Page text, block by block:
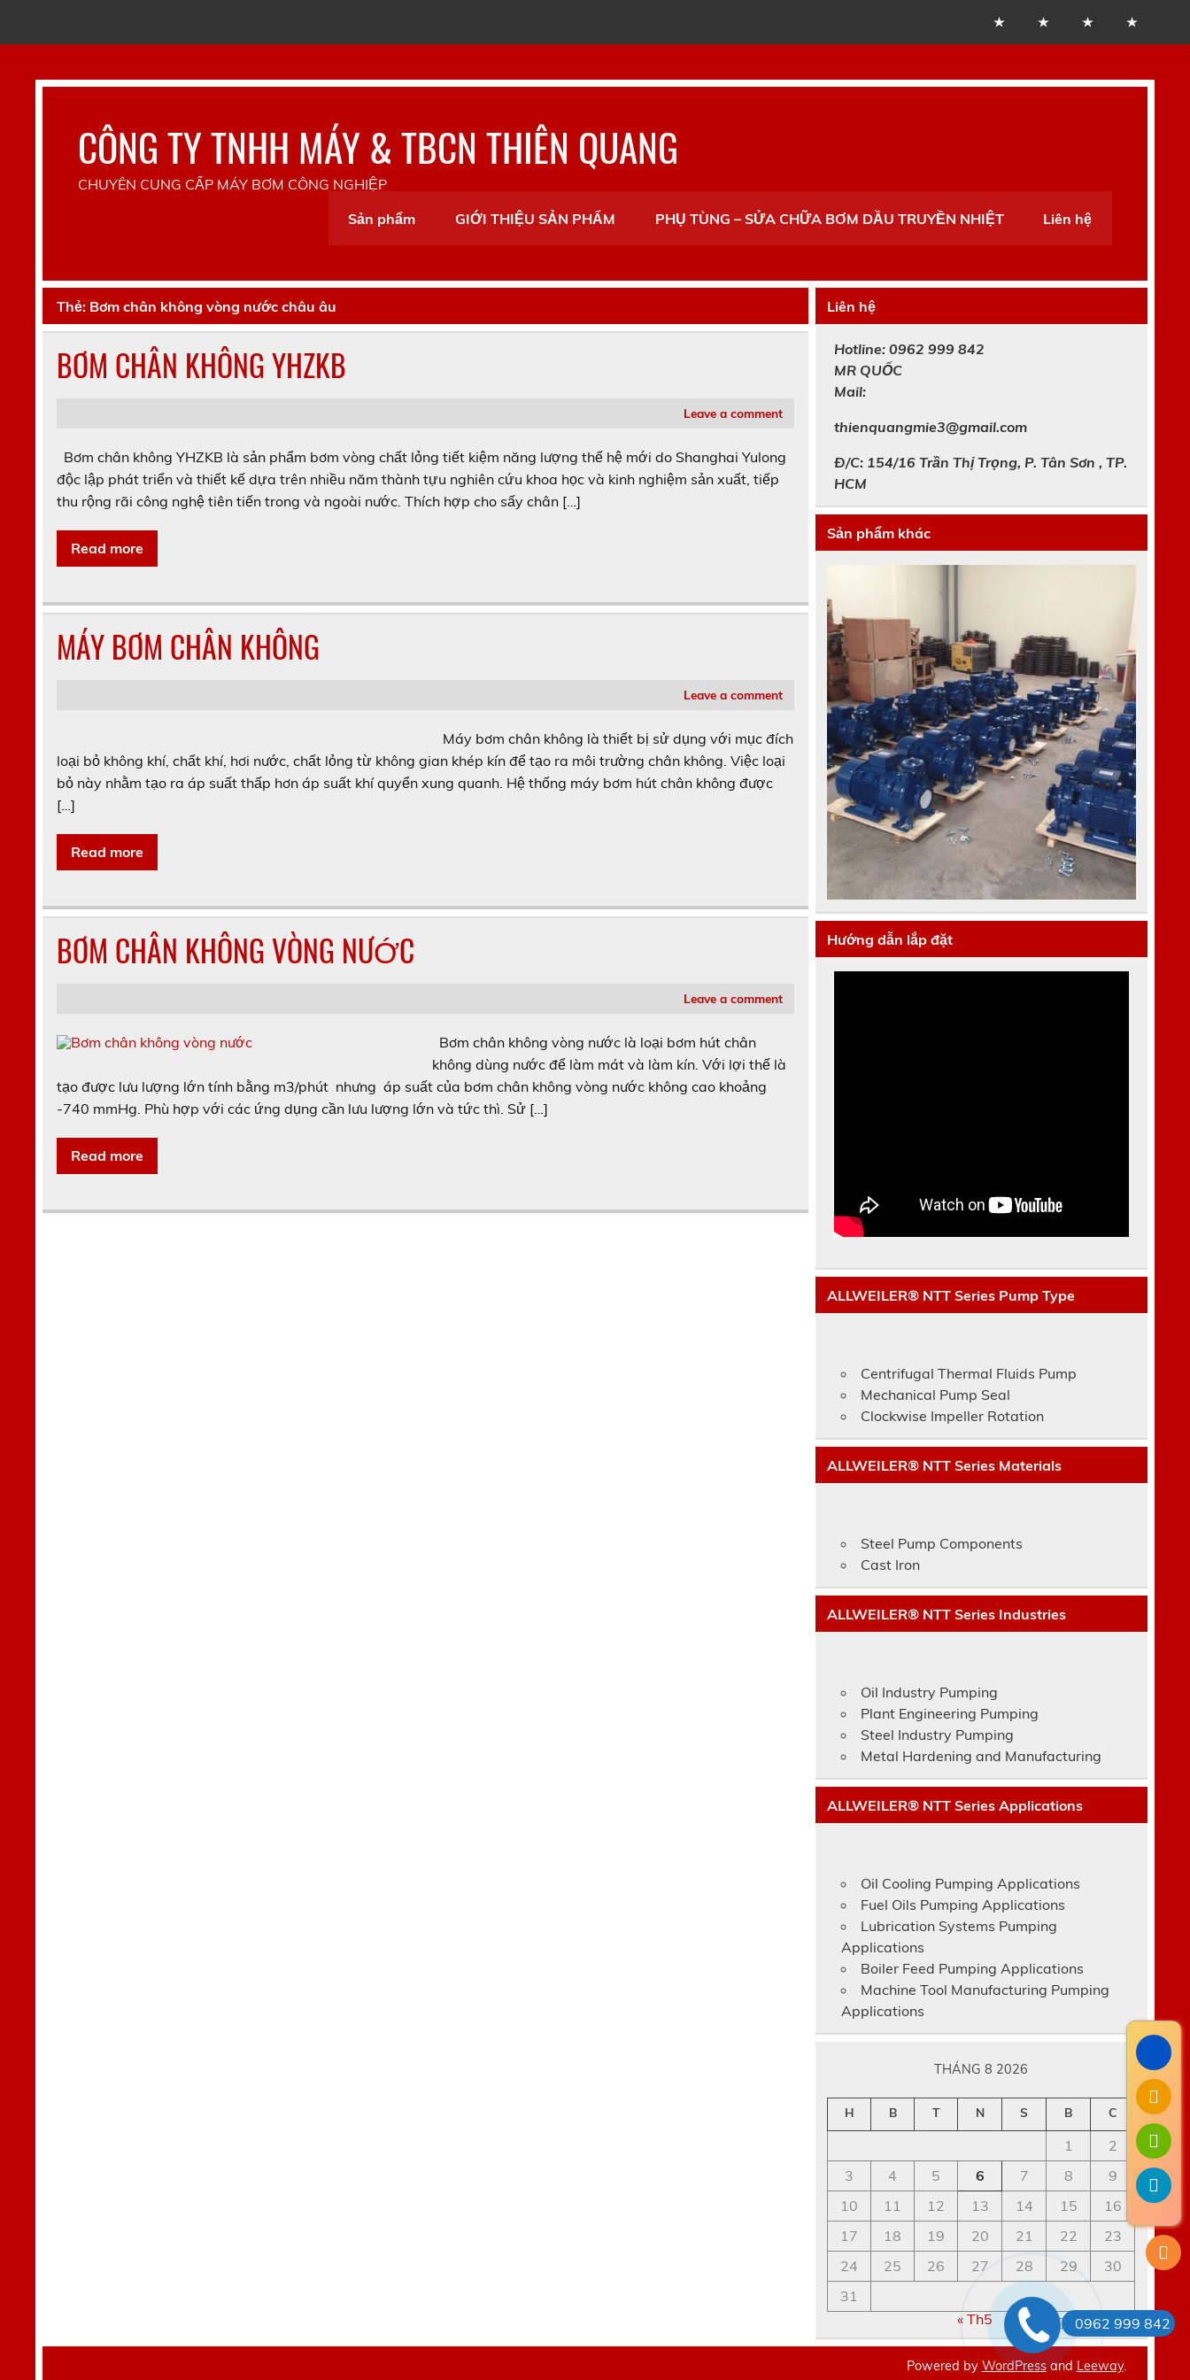
CÔNG TY TNHH MÁY & TBCN THIÊN QUANG
CHUYÊN CUNG CẤP MÁY BƠM CÔNG NGHIỆP
Sản phẩm
GIỚI THIỆU SẢN PHẨM PHỤ TÙNG – SỬA CHỮA BƠM DẦU TRUYỀN NHIỆT Liên hệ
Thẻ: Bơm chân không vòng nước châu âu
BƠM CHÂN KHÔNG YHZKB
Leave a comment
Bơm chân không YHZKB là sản phẩm bơm vòng chất lỏng tiết kiệm năng lượng thế hệ mới do Shanghai Yulong
độc lập phát triển và thiết kế dựa trên nhiều năm thành tựu nghiên cứu khoa học và kinh nghiệm sản xuất, tiếp
thu rộng rãi công nghệ tiên tiến trong và ngoài nước. Thích hợp cho sấy chân […]
Read more
MÁY BƠM CHÂN KHÔNG
Leave a comment
Máy bơm chân không là thiết bị sử dụng với mục đích
loại bỏ không khí, chất khí, hơi nước, chất lỏng từ không gian khép kín để tạo ra môi trường chân không. Việc loại
bỏ này nhằm tạo ra áp suất thấp hơn áp suất khí quyển xung quanh. Hệ thống máy bơm hút chân không được
[…]
Read more
BƠM CHÂN KHÔNG VÒNG NƯỚC
Leave a comment
Bơm chân không vòng nước là loại bơm hút chân
không dùng nước để làm mát và làm kín. Với lợi thế là
tạo được lưu lượng lớn tính bằng m3/phút nhưng áp suất của bơm chân không vòng nước không cao khoảng
-740 mmHg. Phù hợp với các ứng dụng cần lưu lượng lớn và tức thì. Sử […]
Read more
Liên hệ
Hotline: 0962 999 842
MR QUỐC
Mail:
thienquangmie3@gmail.com
Đ/C: 154/16 Trần Thị Trọng, P. Tân Sơn , TP.
HCM
Sản phẩm khác
Hướng dẫn lắp đặt
ALLWEILER® NTT Series Pump Type
Centrifugal Thermal Fluids Pump
Mechanical Pump Seal
Clockwise Impeller Rotation
ALLWEILER® NTT Series Materials
Steel Pump Components
Cast Iron
ALLWEILER® NTT Series Industries
Oil Industry Pumping
Plant Engineering Pumping
Steel Industry Pumping
Metal Hardening and Manufacturing
ALLWEILER® NTT Series Applications
Oil Cooling Pumping Applications
Fuel Oils Pumping Applications
Lubrication Systems Pumping
Applications
Boiler Feed Pumping Applications
Machine Tool Manufacturing Pumping
Applications
THÁNG 8 2026
H B T N S B C
1
2
3
4 5 6 7 8
9
10
11 12 13 14 15
16
17
18 19 20 21 22
23
24
25 26 27 28 29
30
31
« Th5
Powered by WordPressand Leeway.
0962 999 842